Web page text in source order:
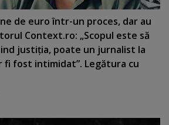
de euro într-un proces, dar au
Context.ro: „Scopul este să
justiţia, poate un jurnalist la
fi fost intimidat”. Legătura cu